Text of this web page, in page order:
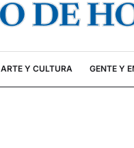
ARTE Y CULTURA GENTE Y